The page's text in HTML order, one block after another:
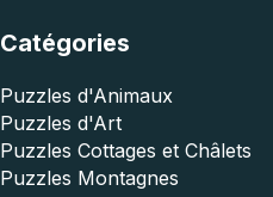
Catégories
Puzzles d'Animaux
Puzzles d'Art
Puzzles Cottages et Châlets
Puzzles Montagnes